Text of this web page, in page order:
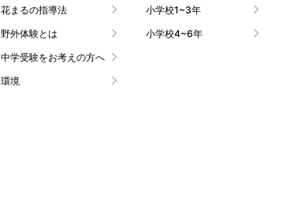
花まるの指導法
野外体験とは
中学受験をお考えの方へ
環境
小学校1~3年
小学校4~6年